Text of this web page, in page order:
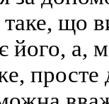
що
його, а,
просте